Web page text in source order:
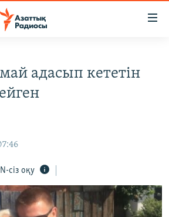
адасып кететін
сіз оқу